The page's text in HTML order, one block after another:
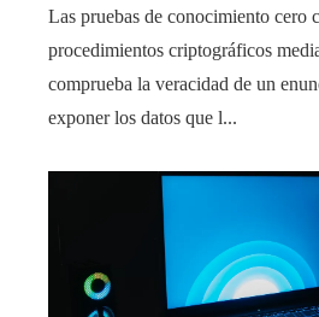
Las pruebas de conocimiento cero
procedimientos criptográficos
comprueba la veracidad de un
exponer los datos que l...